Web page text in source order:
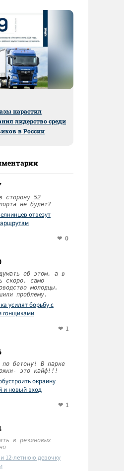
нарастил
лидерство среди
в России
сторону 52
не будет?
отвезут
0
об этом, а в
скоро. само
молодцы.
проблему.
усилят борьбу с
1
по бетону! В парке
это кайф!!!
окраину
и новый вход
1
в резиновых
12-летнюю девочку